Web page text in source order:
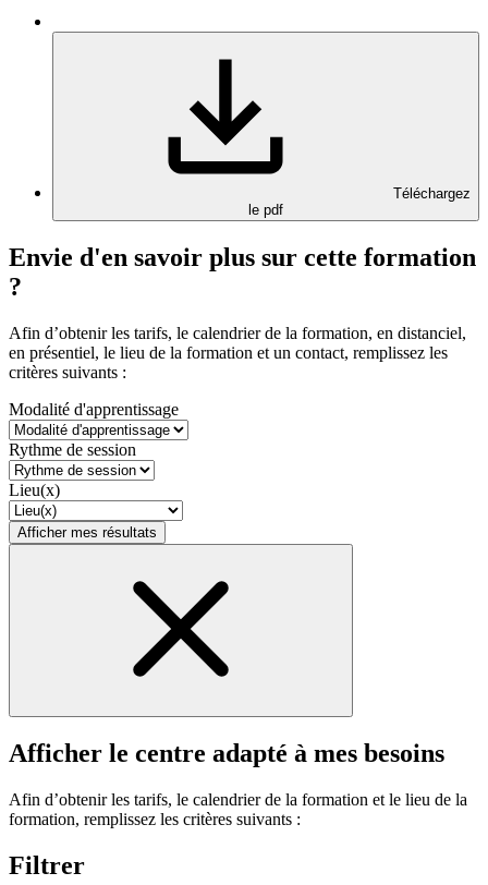
Téléchargez
le pdf
Envie d'en savoir plus sur cette formation
?
Afin d’obtenir les tarifs, le calendrier de la formation, en distanciel,
en présentiel, le lieu de la formation et un contact, remplissez les
critères suivants :
Modalité d'apprentissage
Rythme de session
Lieu(x)
Afficher mes résultats
Afficher le centre adapté à mes besoins
Afin d’obtenir les tarifs, le calendrier de la formation et le lieu de la
formation, remplissez les critères suivants :
Filtrer